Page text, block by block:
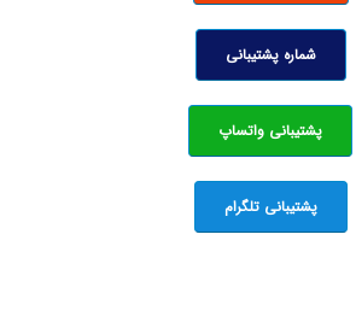
شماره پشتیبانی
پشتیبانی واتساپ
پشتیبانی تلگرام